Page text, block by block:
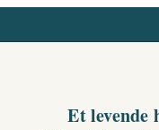
Et levende